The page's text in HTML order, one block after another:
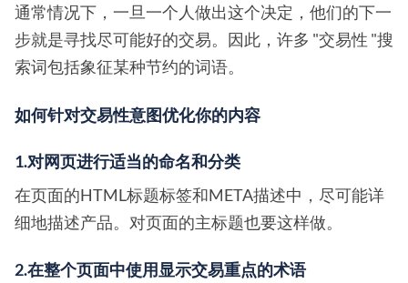
通常情况下，一旦一个人做出这个决定，他们的下一
步就是寻找尽可能好的交易。因此，许多 "交易性 "搜
索词包括象征某种节约的词语。
如何针对交易性意图优化你的内容
1.对网页进行适当的命名和分类
在页面的HTML标题标签和META描述中，尽可能详
细地描述产品。对页面的主标题也要这样做。
2.在整个页面中使用显示交易重点的术语